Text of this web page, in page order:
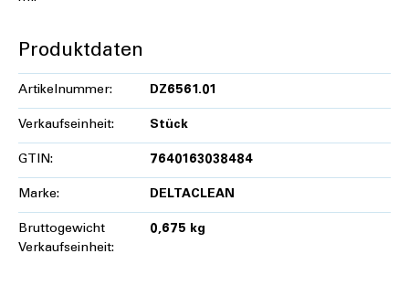
Produktdaten
Artikelnummer: DZ6561.01
Verkaufseinheit: Stück
GTIN: 7640163038484
Marke: DELTACLEAN
Bruttogewicht
Verkaufseinheit:
0,675 kg